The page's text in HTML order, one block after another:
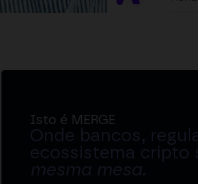
Isto é MERGE
Onde bancos,
ecossistema cripto
mesma mesa.